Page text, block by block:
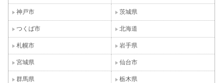
神戸市 茨城県
つくば市 北海道
札幌市 岩手県
宮城県 仙台市
群馬県 栃木県